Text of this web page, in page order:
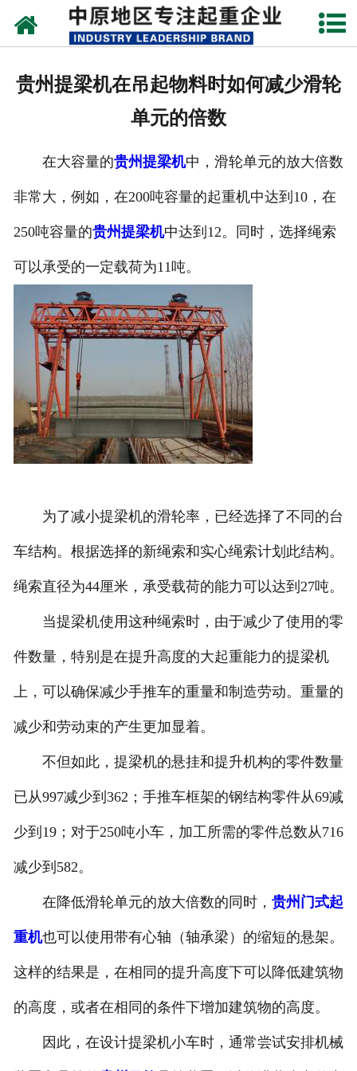
网站首页
企业视频
贵州提梁机在吊起物料时如何减少滑轮
单元的倍数
在大容量的贵州提梁机中，滑轮单元的放大倍数
非常大，例如，在200吨容量的起重机中达到10，在
250吨容量的贵州提梁机中达到12。同时，选择绳索
可以承受的一定载荷为11吨。
为了减小提梁机的滑轮率，已经选择了不同的台
车结构。根据选择的新绳索和实心绳索计划此结构。
绳索直径为44厘米，承受载荷的能力可以达到27吨。
当提梁机使用这种绳索时，由于减少了使用的零
件数量，特别是在提升高度的大起重能力的提梁机
上，可以确保减少手推车的重量和制造劳动。重量的
减少和劳动束的产生更加显着。
不但如此，提梁机的悬挂和提升机构的零件数量
已从997减少到362；手推车框架的钢结构零件从69减
少到19；对于250吨小车，加工所需的零件总数从716
减少到582。
在降低滑轮单元的放大倍数的同时， 贵州门式起
重机也可以使用带有心轴（轴承梁）的缩短的悬架。
这样的结果是，在相同的提升高度下可以降低建筑物
的高度，或者在相同的条件下增加建筑物的高度。
因此，在设计提梁机小车时，通常尝试安排机械